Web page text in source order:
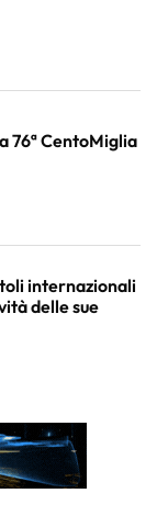
76ª CentoMiglia
internazionali
delle sue